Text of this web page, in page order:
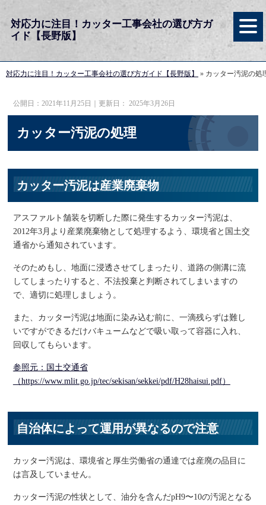
対応力に注目！カッター工事会社の選び方ガ
イド【長野版】
対応力に注目！カッター工事会社の選び方ガイド【長野版】 » カッター汚泥の処
公開日： 2021年11月25日 ｜更新日： 2025年3月26日
カッター汚泥の処理
カッター汚泥は産業廃棄物
アスファルト舗装を切断した際に発生するカッター汚泥は、
2012年3月より産業廃棄物として処理するよう、環境省と国土交
通省から通知されています。
そのためもし、地面に浸透させてしまったり、道路の側溝に流
してしまったりすると、不法投棄と判断されてしまいますの
で、適切に処理しましょう。
また、カッター汚泥は地面に染み込む前に、一滴残らずは難し
いですができるだけバキュームなどで吸い取って容器に入れ、
回収してもらいます。
参照元：国土交通省
（https://www.mlit.go.jp/tec/sekisan/sekkei/pdf/H28haisui.pdf）
自治体によって運用が異なるので注意
カッター汚泥は、環境省と厚生労働省の通達では産廃の品目に
は言及していません。
カッター汚泥の性状として、油分を含んだpH9〜10の汚泥となる